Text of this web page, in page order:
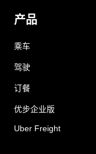
产品
乘车
驾驶
订餐
优步企业版
Uber Freight